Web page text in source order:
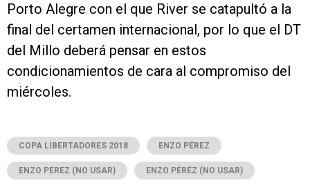
Porto Alegre con el que River se catapultó a la
final del certamen internacional, por lo que el DT
del Millo deberá pensar en estos
condicionamientos de cara al compromiso del
miércoles.
COPA LIBERTADORES 2018 ENZO PÉREZ
ENZO PEREZ (NO USAR) ENZO PÉRÉZ (NO USAR)